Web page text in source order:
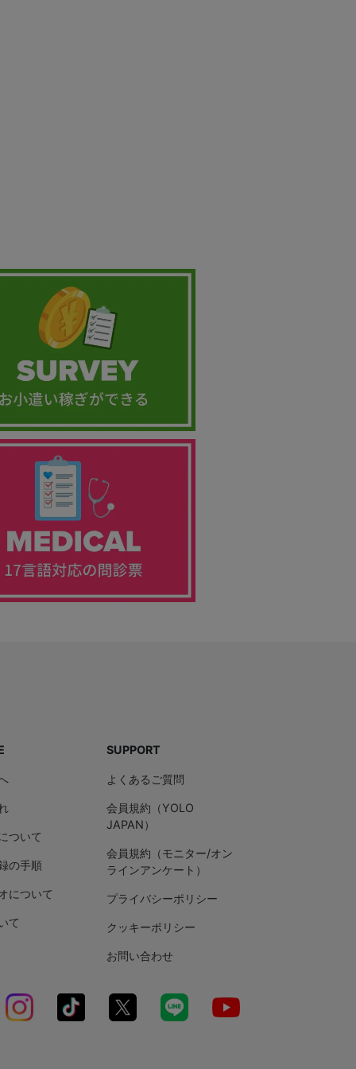
ついて
の手順
について
て
SUPPORT
よくあるご質問
会員規約（YOLO
JAPAN）
会員規約（モニター/オン
ラインアンケート）
プライバシーポリシー
クッキーポリシー
お問い合わせ